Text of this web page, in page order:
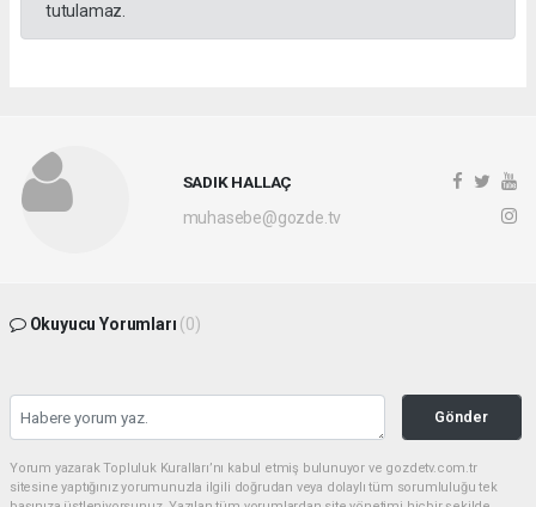
tutulamaz.
SADIK HALLAÇ
muhasebe@gozde.tv
Okuyucu Yorumları (0)
Gönder
Yorum yazarak Topluluk Kuralları’nı kabul etmiş bulunuyor ve gozdetv.com.tr
sitesine yaptığınız yorumunuzla ilgili doğrudan veya dolaylı tüm sorumluluğu tek